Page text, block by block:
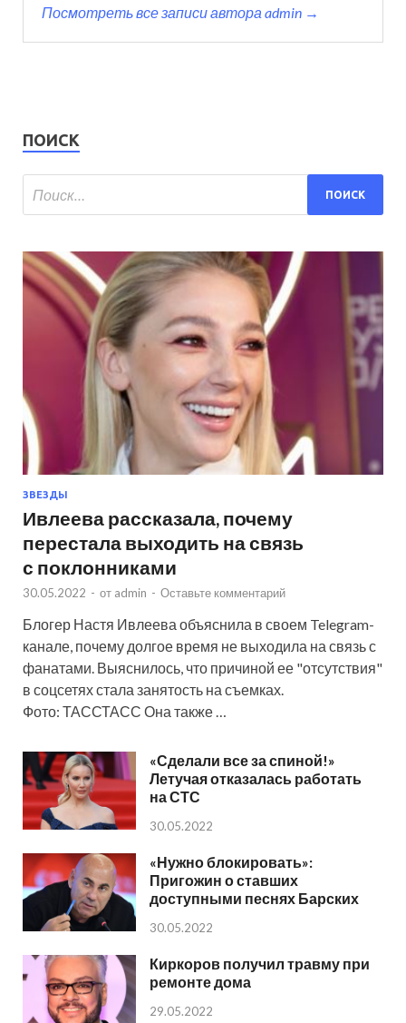
Посмотреть все записи автора admin →
ПОИСК
ЗВЕЗДЫ
Ивлеева рассказала, почему
перестала выходить на связь
с поклонниками
30.05.2022 - от admin - Оставьте комментарий
Блогер Настя Ивлеева объяснила в своем Telegram-
канале, почему долгое время не выходила на связь с
фанатами. Выяснилось, что причиной ее "отсутствия"
в соцсетях стала занятость на съемках.
Фото: ТАССТАСС Она также …
«Сделали все за спиной!»
Летучая отказалась работать
на СТС
30.05.2022
«Нужно блокировать»:
Пригожин о ставших
доступными песнях Барских
30.05.2022
Киркоров получил травму при
ремонте дома
29.05.2022